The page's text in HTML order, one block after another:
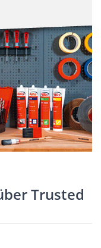
Trusted